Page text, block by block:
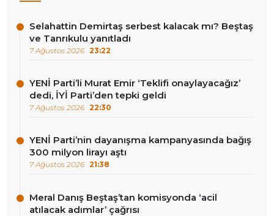
Selahattin Demirtaş serbest kalacak mı? Beştaş
ve Tanrıkulu yanıtladı
7 Ağustos 2026 23:22
YENİ Parti’li Murat Emir ‘Teklifi onaylayacağız’
dedi, İYİ Parti’den tepki geldi
7 Ağustos 2026 22:30
YENİ Parti’nin dayanışma kampanyasında bağış
300 milyon lirayı aştı
7 Ağustos 2026 21:38
Meral Danış Beştaş’tan komisyonda ‘acil
atılacak adımlar’ çağrısı